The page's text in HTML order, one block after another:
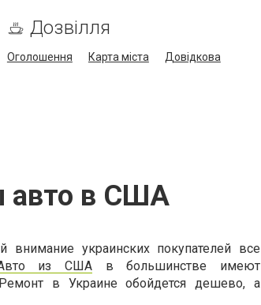
Дозвілля
Оголошення Карта міста Довідкова
авто в США
украинских покупателей все
из США в большинстве имеют
в Украине обойдется дешево, а